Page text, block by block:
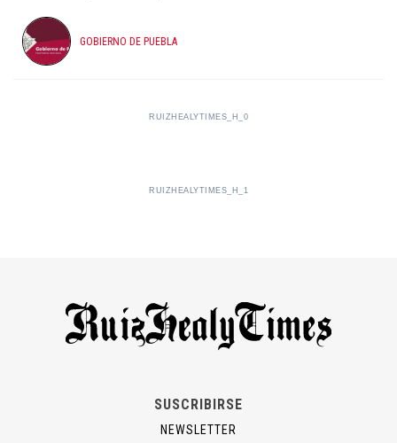
GOBIERNO DE PUEBLA
RUIZHEALYTIMES_H_0
RUIZHEALYTIMES_H_1
SUSCRIBIRSE
NEWSLETTER